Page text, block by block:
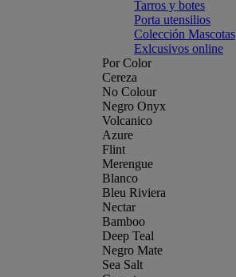
Tarros y botes
Porta utensilios
Colección Mascotas
Exlcusivos online
Por Color
Cereza
No Colour
Negro Onyx
Volcanico
Azure
Flint
Merengue
Blanco
Bleu Riviera
Nectar
Bamboo
Deep Teal
Negro Mate
Sea Salt